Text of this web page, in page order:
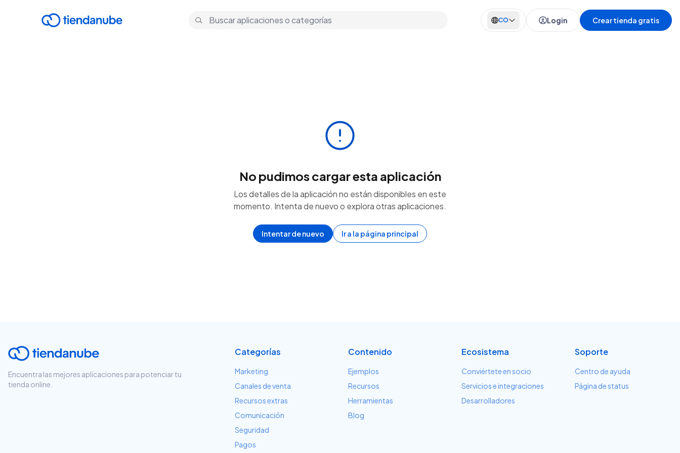
CO Login Crear tienda gratis
No pudimos cargar esta aplicación
Los detalles de la aplicación no están disponibles en este
momento. Intenta de nuevo o explora otras aplicaciones.
Intentar de nuevo Ir a la página principal
Encuentra las mejores aplicaciones para potenciar tu
tienda online.
Categorías
Marketing
Canales de venta
Recursos extras
Comunicación
Seguridad
Pagos
Contenido
Ejemplos
Recursos
Herramientas
Blog
Ecosistema
Conviértete en socio
Servicios e integraciones
Desarrolladores
Soporte
Centro de ayuda
Página de status